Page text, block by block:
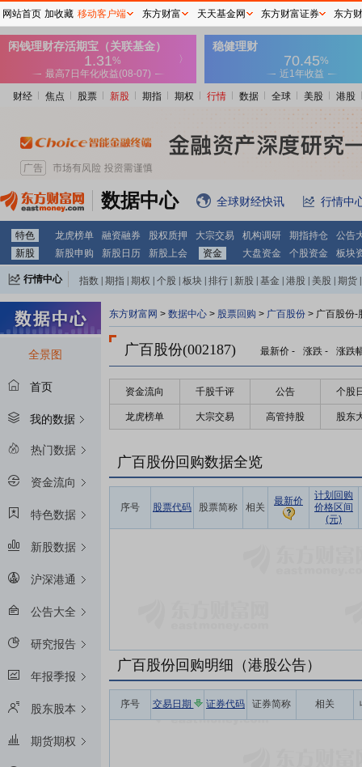
财经 焦点 股票 新股 期指 期权 行情 数据 全球 美股 港股
数据中心 全球财经快讯 行情中
特色 龙虎榜单 融资融券 股权质押 大宗交易 机构调研 期指持仓
公告
新股
新股申购 新股日历 新股上会 资金 大盘资金 个股资金 板块
行情中心 指数 期指 期权 个股 板块 排行 新股 基金 港股 美股 期货
全景图
首页
我的数据
热门数据
资金流向
特色数据
新股数据
沪深港通
公告大全
研究报告
年报季报
股东股本
期货期权
东方财富网 > 数据中心 > 股票回购 > 广百股份 > 广百股份-
广百股份(002187) 最新价 - 涨跌 - 涨跌
资金流向 千股千评 公告 个股
龙虎榜单 大宗交易 高管持股 股东
广百股份回购数据全览
序号 股票代码 股票简称 相关
最新价
计划回购
价格区间
(元)
广百股份回购明细（港股公告）
序号 交易日期 证券代码 证券简称 相关
网站首页 加收藏 移动客户端 东方财富 天天基金网 东方财富证券 东方